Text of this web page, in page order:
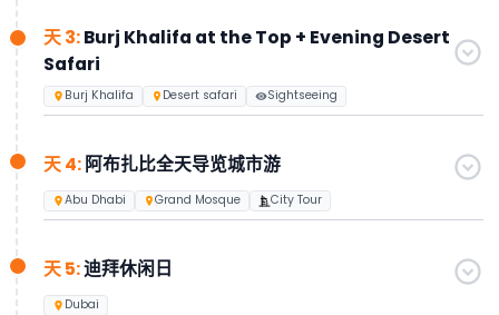
天 3:Burj Khalifa at the Top + Evening Desert
Safari
Burj Khalifa Desert safari Sightseeing
天 4:阿布扎比全天导览城市游
Abu Dhabi Grand Mosque City Tour
天 5:迪拜休闲日
Dubai